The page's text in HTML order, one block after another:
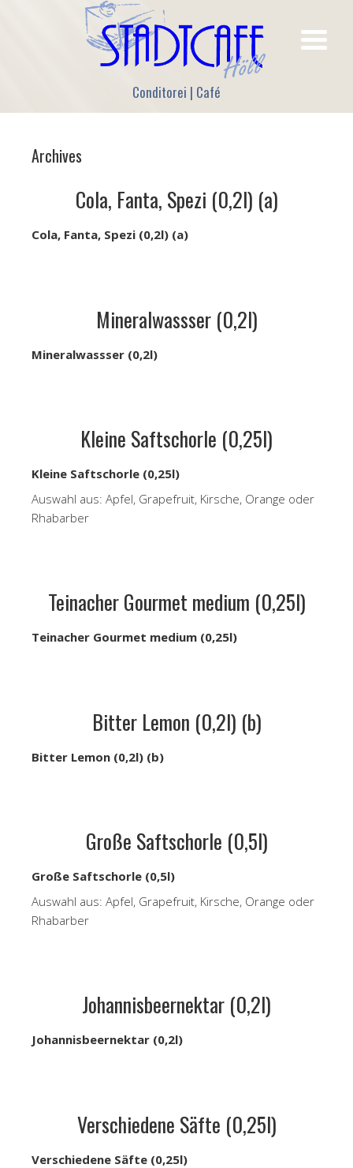
Conditorei | Café
Archives
Cola, Fanta, Spezi (0,2l) (a)
Cola, Fanta, Spezi (0,2l) (a)
Mineralwassser (0,2l)
Mineralwassser (0,2l)
Kleine Saftschorle (0,25l)
Kleine Saftschorle (0,25l)
Auswahl aus: Apfel, Grapefruit, Kirsche, Orange oder
Rhabarber
Teinacher Gourmet medium (0,25l)
Teinacher Gourmet medium (0,25l)
Bitter Lemon (0,2l) (b)
Bitter Lemon (0,2l) (b)
Große Saftschorle (0,5l)
Große Saftschorle (0,5l)
Auswahl aus: Apfel, Grapefruit, Kirsche, Orange oder
Rhabarber
Johannisbeernektar (0,2l)
Johannisbeernektar (0,2l)
Verschiedene Säfte (0,25l)
Verschiedene Säfte (0,25l)